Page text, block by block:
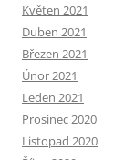
Květen 2021
Duben 2021
Březen 2021
Únor 2021
Leden 2021
Prosinec 2020
Listopad 2020